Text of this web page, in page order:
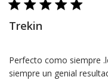
Trekin
Perfecto como siempre
siempre un genial